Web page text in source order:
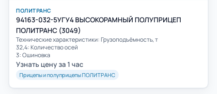
ПОЛИТРАНС
94163-032-5УГУ4 ВЫСОКОРАМНЫЙ ПОЛУПРИЦЕП
ПОЛИТРАНС (3049)
Технические характеристики: Грузоподъёмность, т
32,4: Количество осей
3: Ошиновка
Узнать цену за 1 час
Прицепы и полуприцепы ПОЛИТРАНС